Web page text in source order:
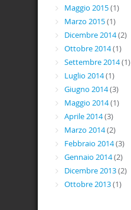
Maggio 2015(1)
Marzo 2015(1)
Dicembre 2014(2)
Ottobre 2014(1)
Settembre 2014(1)
Luglio 2014(1)
Giugno 2014(3)
Maggio 2014(1)
Aprile 2014(3)
Marzo 2014(2)
Febbraio 2014(3)
Gennaio 2014(2)
Dicembre 2013(2)
Ottobre 2013(1)